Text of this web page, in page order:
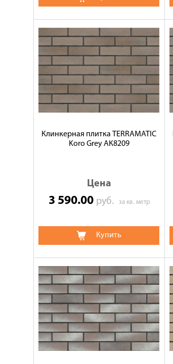
Клинкерная плитка TERRAMATIC
Koro Grey АК8209
Цена
3 590.00 руб. за кв. метр
Купить